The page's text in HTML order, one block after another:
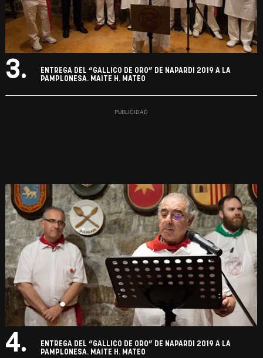
3.
ENTREGA DEL “GALLICO DE ORO” DE NAPARDI 2019 A LA
PAMPLONESA. MAITE H. MATEO
4.
ENTREGA DEL “GALLICO DE ORO” DE NAPARDI 2019 A LA
PAMPLONESA. MAITE H. MATEO